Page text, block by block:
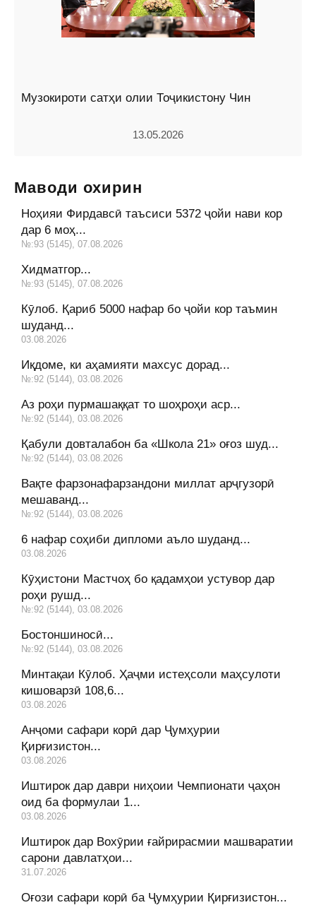
Музокироти сатҳи олии Тоҷикистону Чин
13.05.2026
Маводи охирин
Ноҳияи Фирдавсӣ таъсиси 5372 ҷойи нави кор
дар 6 моҳ...
№:93 (5145), 07.08.2026
Хидматгор...
№:93 (5145), 07.08.2026
Кӯлоб. Қариб 5000 нафар бо ҷойи кор таъмин
шуданд...
03.08.2026
Иқдоме, ки аҳамияти махсус дорад...
№:92 (5144), 03.08.2026
Аз роҳи пурмашаққат то шоҳроҳи аср...
№:92 (5144), 03.08.2026
Қабули довталабон ба «Школа 21» оғоз шуд...
№:92 (5144), 03.08.2026
Вақте фарзонафарзандони миллат арҷгузорӣ
мешаванд...
№:92 (5144), 03.08.2026
6 нафар соҳиби дипломи аъло шуданд...
03.08.2026
Кӯҳистони Мастчоҳ бо қадамҳои устувор дар
роҳи рушд...
№:92 (5144), 03.08.2026
Бостоншиносӣ...
№:92 (5144), 03.08.2026
Минтақаи Кӯлоб. Ҳаҷми истеҳсоли маҳсулоти
кишоварзӣ 108,6...
03.08.2026
Анҷоми сафари корӣ дар Ҷумҳурии
Қирғизистон...
03.08.2026
Иштирок дар даври ниҳоии Чемпионати ҷаҳон
оид ба формулаи 1...
03.08.2026
Иштирок дар Вохӯрии ғайрирасмии машваратии
сарони давлатҳои...
31.07.2026
Оғози сафари корӣ ба Ҷумҳурии Қирғизистон...